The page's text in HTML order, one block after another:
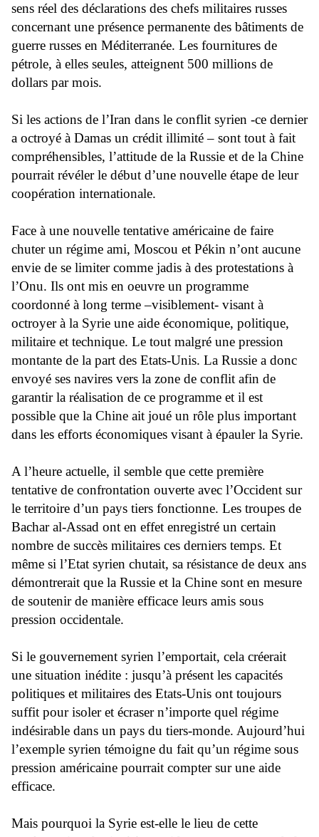
sens réel des déclarations des chefs militaires russes
concernant une présence permanente des bâtiments de
guerre russes en Méditerranée. Les fournitures de
pétrole, à elles seules, atteignent 500 millions de
dollars par mois.
Si les actions de l’Iran dans le conflit syrien -ce dernier
a octroyé à Damas un crédit illimité – sont tout à fait
compréhensibles, l’attitude de la Russie et de la Chine
pourrait révéler le début d’une nouvelle étape de leur
coopération internationale.
Face à une nouvelle tentative américaine de faire
chuter un régime ami, Moscou et Pékin n’ont aucune
envie de se limiter comme jadis à des protestations à
l’Onu. Ils ont mis en oeuvre un programme
coordonné à long terme –visiblement- visant à
octroyer à la Syrie une aide économique, politique,
militaire et technique. Le tout malgré une pression
montante de la part des Etats-Unis. La Russie a donc
envoyé ses navires vers la zone de conflit afin de
garantir la réalisation de ce programme et il est
possible que la Chine ait joué un rôle plus important
dans les efforts économiques visant à épauler la Syrie.
A l’heure actuelle, il semble que cette première
tentative de confrontation ouverte avec l’Occident sur
le territoire d’un pays tiers fonctionne. Les troupes de
Bachar al-Assad ont en effet enregistré un certain
nombre de succès militaires ces derniers temps. Et
même si l’Etat syrien chutait, sa résistance de deux ans
démontrerait que la Russie et la Chine sont en mesure
de soutenir de manière efficace leurs amis sous
pression occidentale.
Si le gouvernement syrien l’emportait, cela créerait
une situation inédite : jusqu’à présent les capacités
politiques et militaires des Etats-Unis ont toujours
suffit pour isoler et écraser n’importe quel régime
indésirable dans un pays du tiers-monde. Aujourd’hui
l’exemple syrien témoigne du fait qu’un régime sous
pression américaine pourrait compter sur une aide
efficace.
Mais pourquoi la Syrie est-elle le lieu de cette